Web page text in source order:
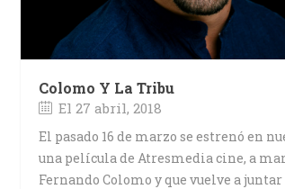
Colomo Y La Tribu
El 27 abril, 2018
El pasado 16 de marzo se estrenó en
una película de Atresmedia cine, a
Fernando Colomo y que vuelve a